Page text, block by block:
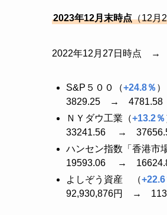
2023年12月末時点（12月
2022年12月27日時点 →
S&P５００（+24.8％
3829.25 → 4781.58
ＮＹダウ工業（+13.2％
33241.56 →
ハンセン指数「香港市
19593.06 →
よしぞう資産 （+22.6
92,930,876円 →